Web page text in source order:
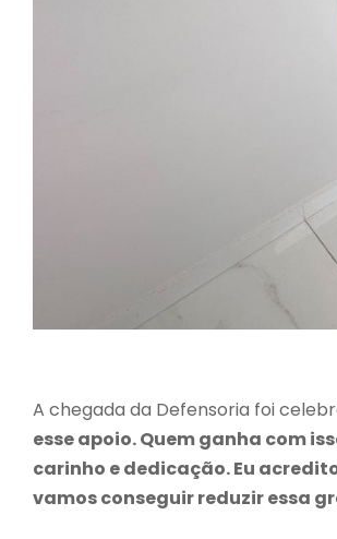
A chegada da Defensoria foi
esse apoio. Quem ganha com
carinho e dedicação. Eu
vamos conseguir reduzir essa